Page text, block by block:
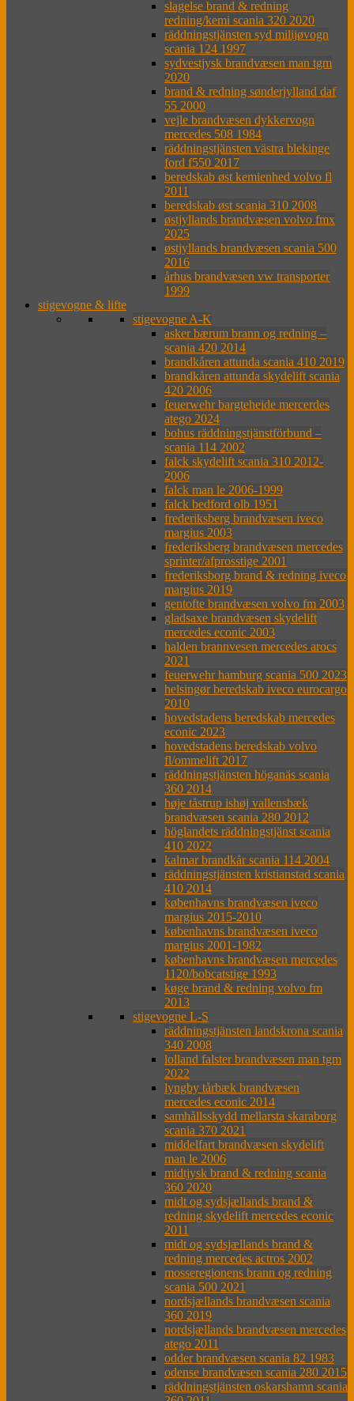
slagelse brand & redning
redning/kemi scania 320 2020
räddningstjänsten syd milijøvogn
scania 124 1997
sydvestjysk brandvæsen man tgm
2020
brand & redning sønderjylland daf
55 2000
vejle brandvæsen dykkervogn
mercedes 508 1984
räddningstjänsten västra blekinge
ford f550 2017
beredskab øst kemienhed volvo fl
2011
beredskab øst scania 310 2008
østjyllands brandvæsen volvo fmx
2025
østjyllands brandvæsen scania 500
2016
århus brandvæsen vw transporter
1999
stigevogne & lifte
stigevogne A-K
asker bærum brann og redning –
scania 420 2014
brandkåren attunda scania 410 2019
brandkåren attunda skydelift scania
420 2006
feuerwehr bargteheide mercerdes
atego 2024
bohus räddningstjänstförbund –
scania 114 2002
falck skydelift scania 310 2012-
2006
falck man le 2006-1999
falck bedford olb 1951
frederiksberg brandvæsen iveco
margius 2003
frederiksberg brandvæsen mercedes
sprinter/afprosstige 2001
frederiksborg brand & redning iveco
margius 2019
gentofte brandvæsen volvo fm 2003
gladsaxe brandvæsen skydelift
mercedes econic 2003
halden brannvesen mercedes arocs
2021
feuerwehr hamburg scania 500 2023
helsingør beredskab iveco eurocargo
2010
hovedstadens beredskab mercedes
econic 2023
hovedstadens beredskab volvo
fl/ommelift 2017
räddningstjänsten höganäs scania
360 2014
høje tåstrup ishøj vallensbæk
brandvæsen scania 280 2012
höglandets räddningstjänst scania
410 2022
kalmar brandkår scania 114 2004
räddningstjänsten kristianstad scania
410 2014
københavns brandvæsen iveco
margius 2015-2010
københavns brandvæsen iveco
margius 2001-1982
københavns brandvæsen mercedes
1120/bobcatstige 1993
køge brand & redning volvo fm
2013
stigevogne L-S
räddningstjänsten landskrona scania
340 2008
lolland falster brandvæsen man tgm
2022
lyngby tårbæk brandvæsen
mercedes econic 2014
samhållsskydd mellarsta skaraborg
scania 370 2021
middelfart brandvæsen skydelift
man le 2006
midtjysk brand & redning scania
360 2020
midt og sydsjællands brand &
redning skydelift mercedes econic
2011
midt og sydsjællands brand &
redning mercedes actros 2002
mosseregionens brann og redning
scania 500 2021
nordsjællands brandvæsen scania
360 2019
nordsjællands brandvæsen mercedes
atego 2011
odder brandvæsen scania 82 1983
odense brandvæsen scania 280 2015
räddningstjänsten oskarshamn scania